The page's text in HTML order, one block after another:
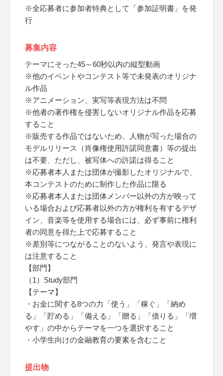
※全応募者に参加者特典として「参加証明書」を発
行
募集内容
テーマにそった45～60秒以内の縦型動画
※他のイベントやコンテスト等で未発表のオリジナ
ル作品
※アニメーション、実写等表現方法は不問
※他者の著作権を侵害しないオリジナル作品を応募
すること
※販売する作品ではないため、人物が写った場合の
モデルリリース（肖像権使用許諾同意書）等の提出
は不要、ただし、被写体への許諾は得ること
※応募者本人または団体が撮影したオリジナルで、
本コンテストのために制作した作品に限る
※応募者本人または団体メンバー以外の方が映って
いる場合および応募者以外の方が権利を有するデザ
イン、音楽等を使用する場合には、必ず事前に権利
者の同意を得た上で応募すること
※差別等につながることのないよう、発言や表現に
は注意すること
【部門】
（1）Study部門
【テーマ】
・お金に関する8つの力「使う」「稼ぐ」「納め
る」「貯める」「備える」「贈る」「借りる」「増
やす」の中からテーマを一つを選択すること
・小学生向けの金融教育の要素を含むこと
提出物